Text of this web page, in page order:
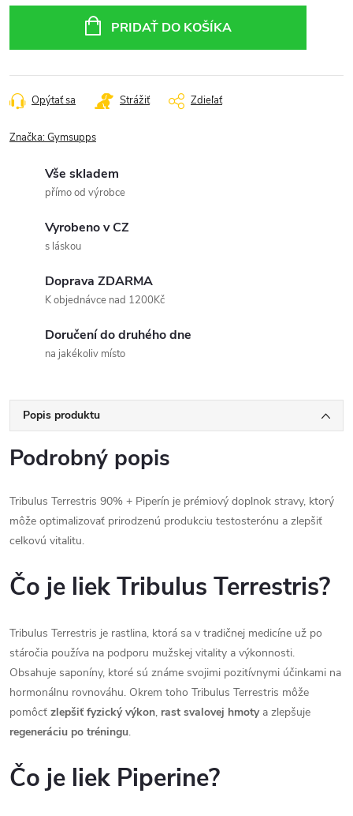
PRIDAŤ DO KOŠÍKA
Opýtať sa Strážiť Zdieľať
Značka:Gymsupps
Vše skladem
přímo od výrobce
Vyrobeno v CZ
s láskou
Doprava ZDARMA
K objednávce nad 1200Kč
Doručení do druhého dne
na jakékoliv místo
Popis produktu
Podrobný popis
Tribulus Terrestris 90% + Piperín je prémiový doplnok stravy, ktorý
môže optimalizovať prirodzenú produkciu testosterónu a zlepšiť
celkovú vitalitu.
Čo je liek Tribulus Terrestris?
Tribulus Terrestris je rastlina, ktorá sa v tradičnej medicíne už po
stáročia používa na podporu mužskej vitality a výkonnosti.
Obsahuje saponíny, ktoré sú známe svojimi pozitívnymi účinkami na
hormonálnu rovnováhu. Okrem toho Tribulus Terrestris môže
pomôcť zlepšiť fyzický výkon, rast svalovej hmoty a zlepšuje
regeneráciu po tréningu.
Čo je liek Piperine?